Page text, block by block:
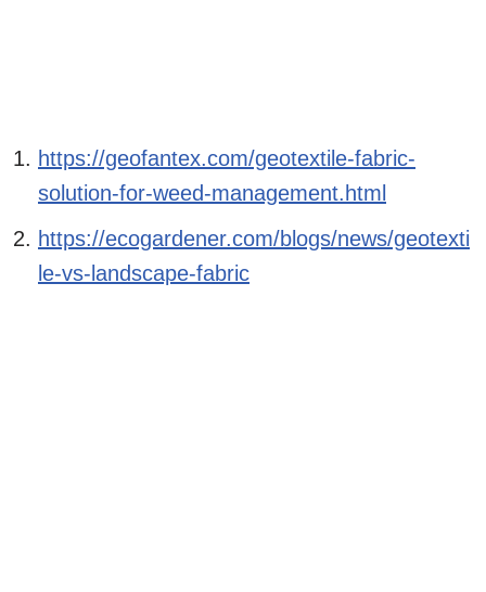
https://geofantex.com/geotextile-fabric-
solution-for-weed-management.html
https://ecogardener.com/blogs/news/geotexti
le-vs-landscape-fabric